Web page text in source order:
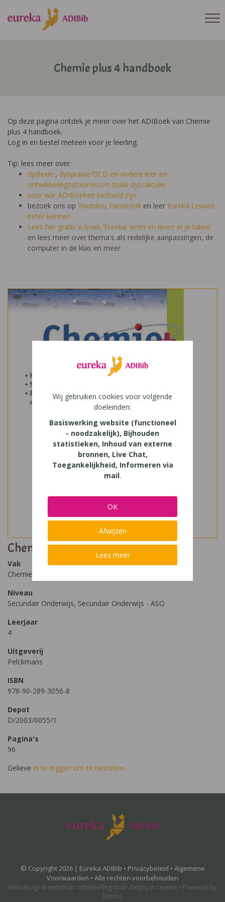
Chemie plus 4 handboek
Op deze pagina ontdek je meer over het ADIBoek van Chemie
plus 4 handboek.
Log in en bestel meteen voor je leerling.
Tip: lees meer over:
dyslexie , dyspraxie/DCD en andere leer-en
ontwikkelingsstoornissen zoals dyscalculie
voor wie ADIBoeken bedoeld zijn
bezoek ons op Youtube, Facebook en leer Eureka Leuven
beter kennen.
Lees het gratis e-boek 'Eureka: leren en leven in je talent'
en lees meer over thema's als redelijke aanpassingen, de
computer in de klas en meer
Chemie plus 4 handboek
Vak
Chemie
Niveau
Secundair Onderwijs, Secundair Onderwijs - ASO
Leerjaar
4
Uitgeverij
Pelckmans
ISBN
978-90-289-3056-8
Depot
D/2003/0055/1
Pagina's
96
Gelieve in te loggen om te bestellen.
© Copyright 2026 | Eureka ADIBib • Privacybeleid • Algemene
Voorwaarden • Alle rechten voorbehouden
Webdesign & webshop ontwikkeling door Zenjoy in Leuven • Powered by
Nimbu
Wij gebruiken cookies voor volgende
doeleinden:
Basiswerking website (functioneel
- noodzakelijk), Bijhouden
statistieken, Inhoud van externe
bronnen, Live Chat,
Toegankelijkheid, Informeren via
mail.
OK
Afwijzen
Lees meer